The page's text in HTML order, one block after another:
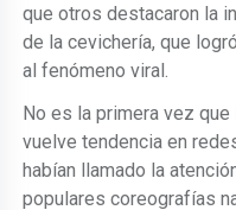
que otros destacaron la
de la cevichería, que
al fenómeno viral.
No es la primera vez que
vuelve tendencia en
habían llamado la
populares coreografías